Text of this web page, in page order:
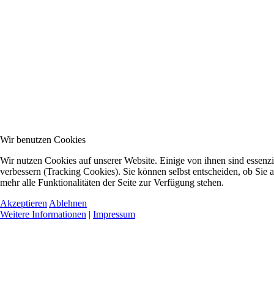
Wir benutzen Cookies
Wir nutzen Cookies auf unserer Website. Einige von ihnen sind
verbessern (Tracking Cookies). Sie können selbst entscheiden, ob
mehr alle Funktionalitäten der Seite zur Verfügung stehen.
Akzeptieren Ablehnen
Weitere Informationen | Impressum